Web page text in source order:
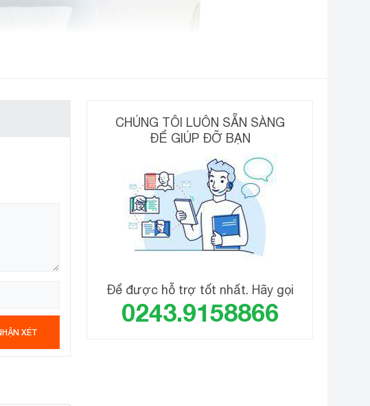
Sản phẩm làm mát hiệu quả đối với những không gian
đem đến hiệu suất làm lạnh cao hơn khoảng 1.6 lần so với
ra, gas R32 rất thân thiện với môi trường.
CHÚNG TÔI LUÔN SẴN SÀNG
ĐỂ GIÚP ĐỠ BẠN
Để được hỗ trợ tốt nhất. Hãy gọi
0243.9158866